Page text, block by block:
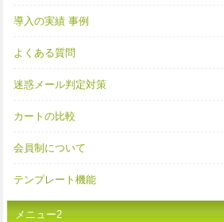
導入の実績 事例
よくある質問
迷惑メール判定対策
カートの比較
会員制について
テンプレート機能
メニュー2